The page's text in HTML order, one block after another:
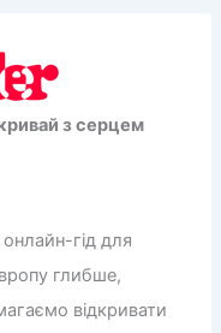
з серцем
гід для
глибше,
відкривати